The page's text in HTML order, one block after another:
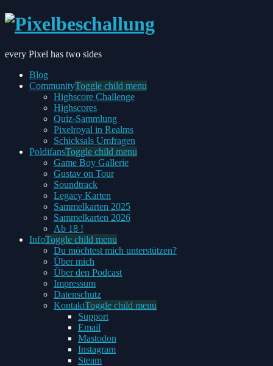
every Pixel has two sides
Blog
CommunityToggle child menu
Highscore Challenge
Highscores
Quiz-Sammlung
Pixelroyal in Realms
Schicksals Umfragen
PoldifansToggle child menu
Game Boy Gallerie
Gustav on Tour
Soundtrack
Legacy Karten
Sammelkarten 2025
Sammelkarten 2026
Ab 18 !
InfoToggle child menu
Du möchtest mich unterstützen?
Über mich
Über den Podcast
Impressum
Datenschutz
KontaktToggle child menu
Support
Email
Mastodon
Instagram
Steam